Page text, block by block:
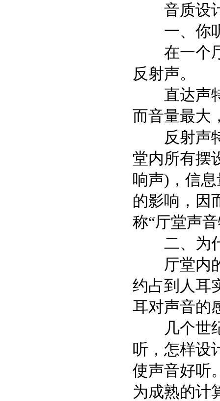
音质设计
一、你听
在一个厅
反射声。
直达声特
而音量最大
反射声特
堂内所有摆
响声)，信
的影响，因
称“厅堂声
二、为什
厅堂内的
约占到人耳
耳对声音的
几个世纪
听，怎样设
使声音好听
为成熟的计